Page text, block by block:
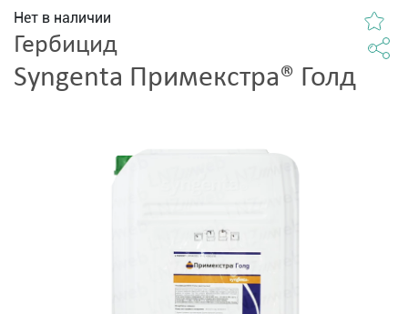
Нет в наличии
Гербицид
Syngenta Примекстра® Голд